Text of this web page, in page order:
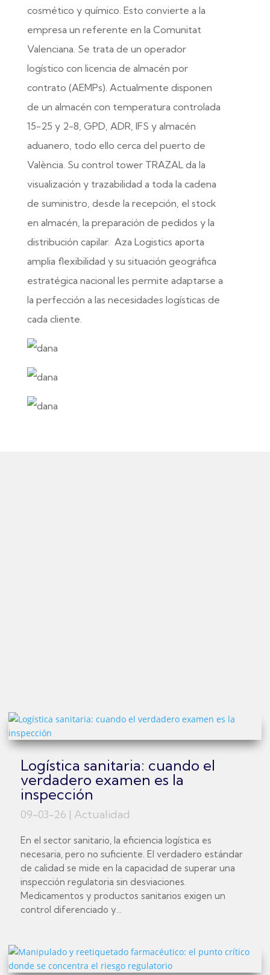
cosmético y químico. Esto convierte a la
empresa un referente en la Comunitat
Valenciana. Se trata de un operador
logístico con licencia de almacén por
contrato (AEMPs). Actualmente disponen
de un almacén con temperatura controlada
15-25 y 2-8, GPD, ADR, IFS y almacén
aduanero, todo ello cerca del puerto de
València. Su control tower TRAZAL da la
visualización y trazabilidad a toda la cadena
de suministro, desde la recepción, el stock
en almacén, la preparación de pedidos y la
distribución capilar. Aza Logistics aporta
amplia flexibilidad y su situación geográfica
estratégica nacional les permite adaptarse a
la perfección a las necesidades logísticas de
cada cliente.
Logística sanitaria: cuando el
verdadero examen es la
inspección
09-03-26 | Actualidad
En el sector sanitario, la eficiencia logística es
necesaria, pero no suficiente. El verdadero estándar
de calidad se mide en la capacidad de superar una
inspección regulatoria sin desviaciones.
Medicamentos y productos sanitarios exigen un
control diferenciado y...